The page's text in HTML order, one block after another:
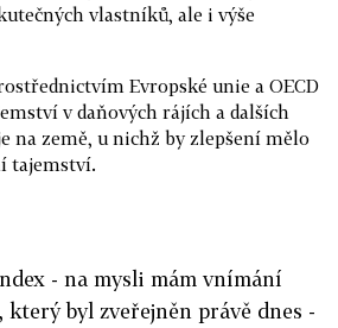
vlastníků, ale i výše
Evropské unie a OECD
v daňových rájích a dalších
na země, u nichž by zlepšení mělo
tajemství.
- na mysli mám vnímání
byl zveřejněn právě dnes -